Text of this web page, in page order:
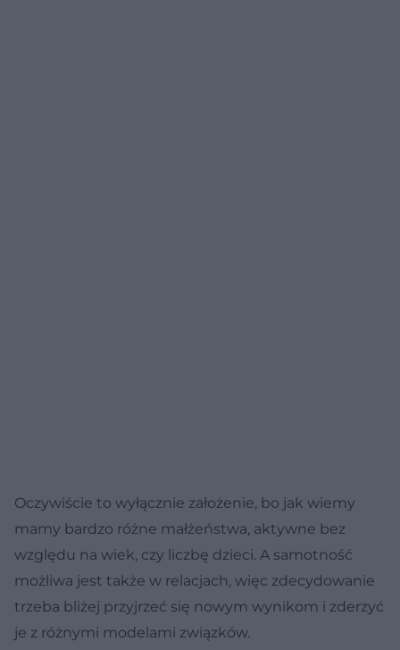
Oczywiście to wyłącznie założenie, bo jak wiemy
mamy bardzo różne małżeństwa, aktywne bez
względu na wiek, czy liczbę dzieci. A samotność
możliwa jest także w relacjach, więc zdecydowanie
trzeba bliżej przyjrzeć się nowym wynikom i zderzyć
je z różnymi modelami związków.